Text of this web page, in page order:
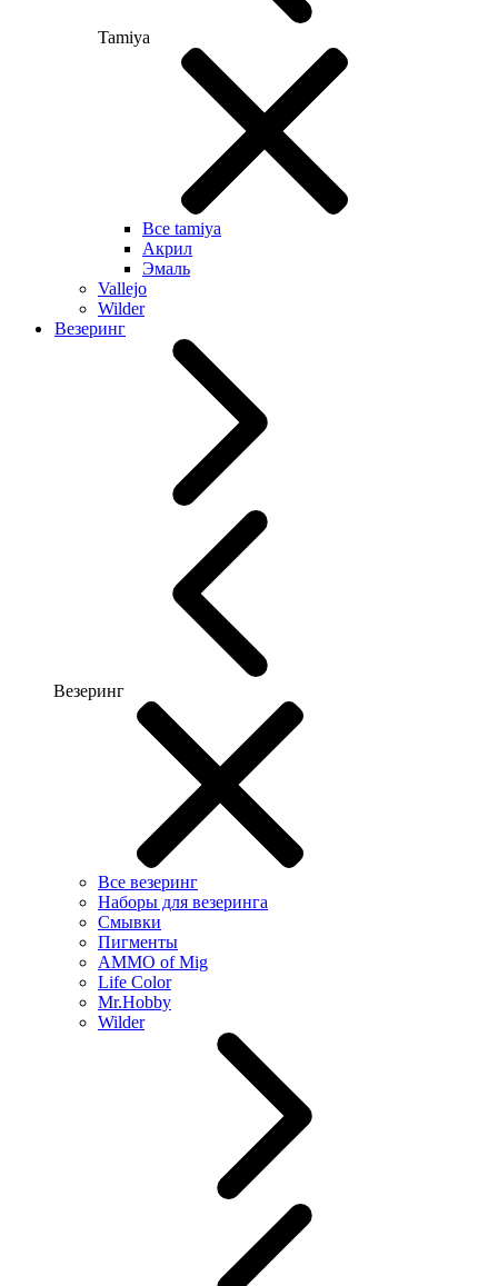
Tamiya
Все tamiya
Акрил
Эмаль
Vallejo
Wilder
Везеринг
Везеринг
Все везеринг
Наборы для везеринга
Смывки
Пигменты
AMMO of Mig
Life Color
Mr.Hobby
Wilder